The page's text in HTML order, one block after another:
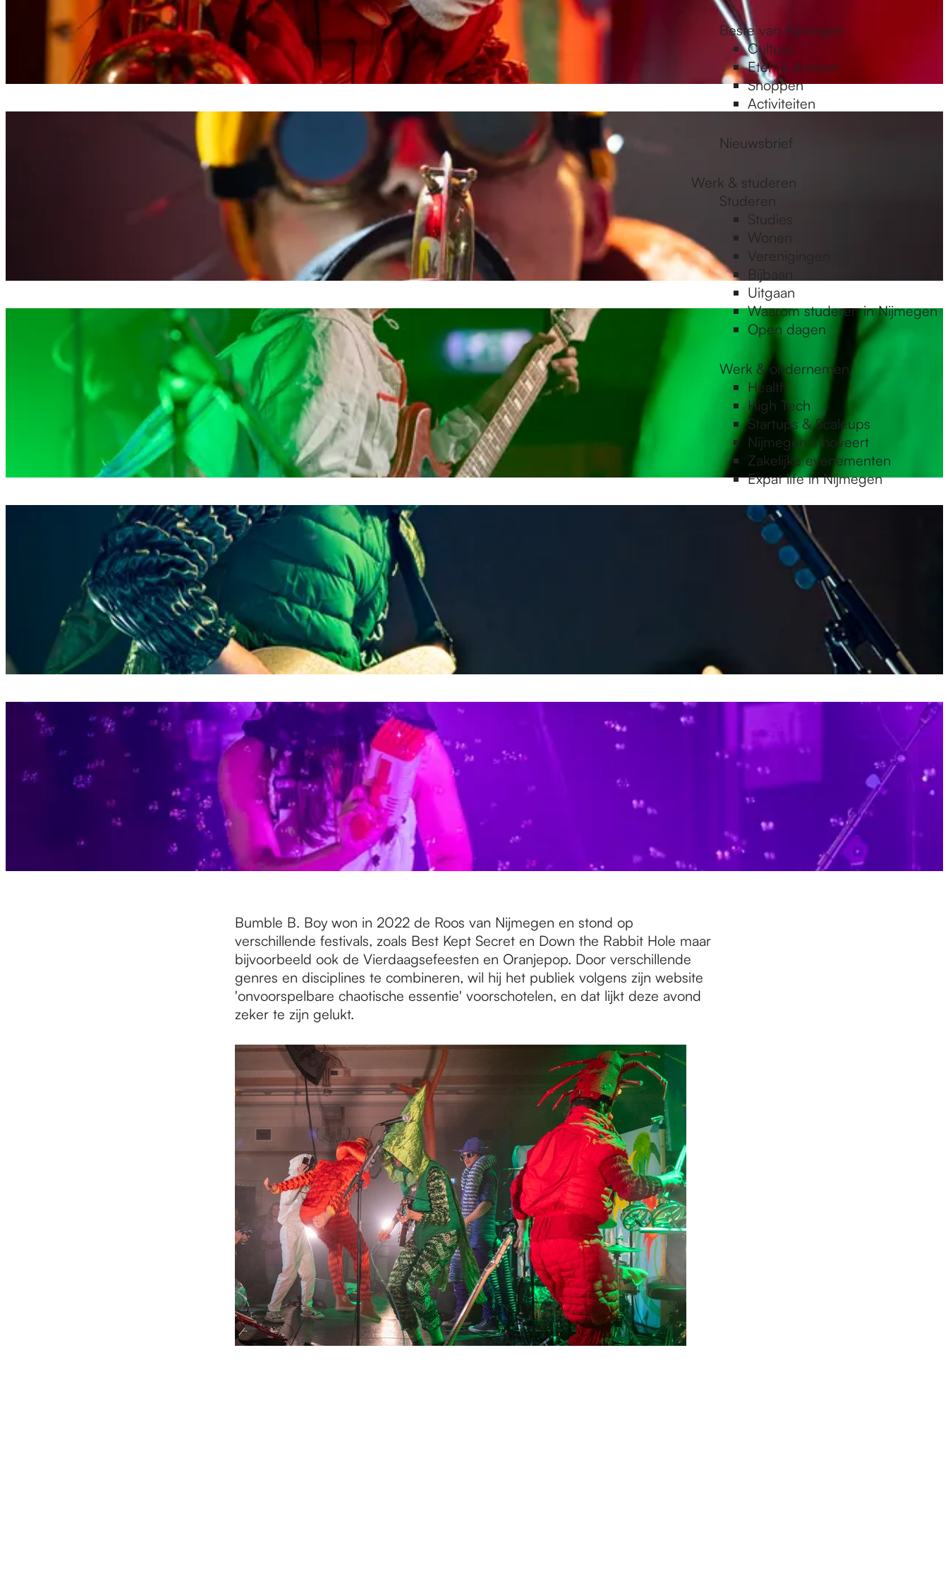
Beste van Nijmegen
Cultuur
Eten & drinken
Shoppen
Activiteiten
Nieuwsbrief
Werk & studeren
Studeren
Studies
Wonen
Verenigingen
Bijbaan
Uitgaan
Waarom studeren in Nijmegen
Open dagen
Werk & ondernemen
Health
High Tech
Startups & Scaleups
Nijmegen innoveert
Zakelijke evenementen
Expat life in Nijmegen
Bumble B. Boy won in 2022 de Roos van Nijmegen en stond op
verschillende festivals, zoals Best Kept Secret en Down the Rabbit Hole maar
bijvoorbeeld ook de Vierdaagsefeesten en Oranjepop. Door verschillende
genres en disciplines te combineren, wil hij het publiek volgens zijn website
'onvoorspelbare chaotische essentie' voorschotelen, en dat lijkt deze avond
zeker te zijn gelukt.